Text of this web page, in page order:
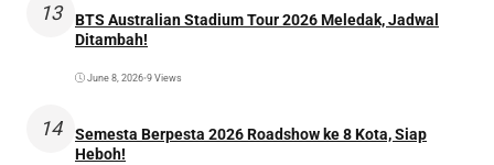
13
BTS Australian Stadium Tour 2026 Meledak, Jadwal
Ditambah!
June 8, 2026•9 Views
14
Semesta Berpesta 2026 Roadshow ke 8 Kota, Siap
Heboh!